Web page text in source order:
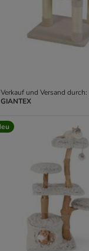
Verkauf und Versand durch:
GIANTEX